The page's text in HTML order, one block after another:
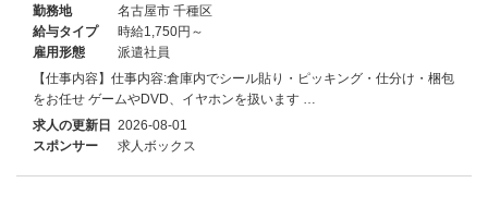
勤務地
名古屋市 千種区
給与タイプ
時給1,750円～
雇用形態
派遣社員
【仕事内容】仕事内容:倉庫内でシール貼り・ピッキング・仕分け・梱包
をお任せ ゲームやDVD、イヤホンを扱います …
求人の更新日 2026-08-01
スポンサー
求人ボックス